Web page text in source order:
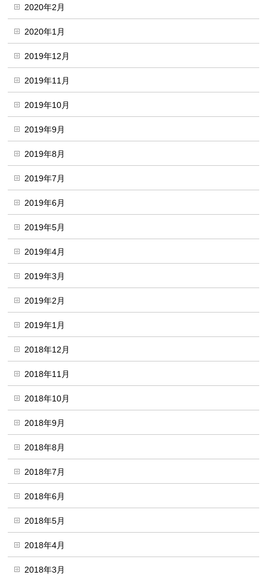
2020年2月
2020年1月
2019年12月
2019年11月
2019年10月
2019年9月
2019年8月
2019年7月
2019年6月
2019年5月
2019年4月
2019年3月
2019年2月
2019年1月
2018年12月
2018年11月
2018年10月
2018年9月
2018年8月
2018年7月
2018年6月
2018年5月
2018年4月
2018年3月